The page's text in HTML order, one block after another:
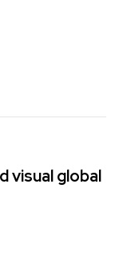
visual global